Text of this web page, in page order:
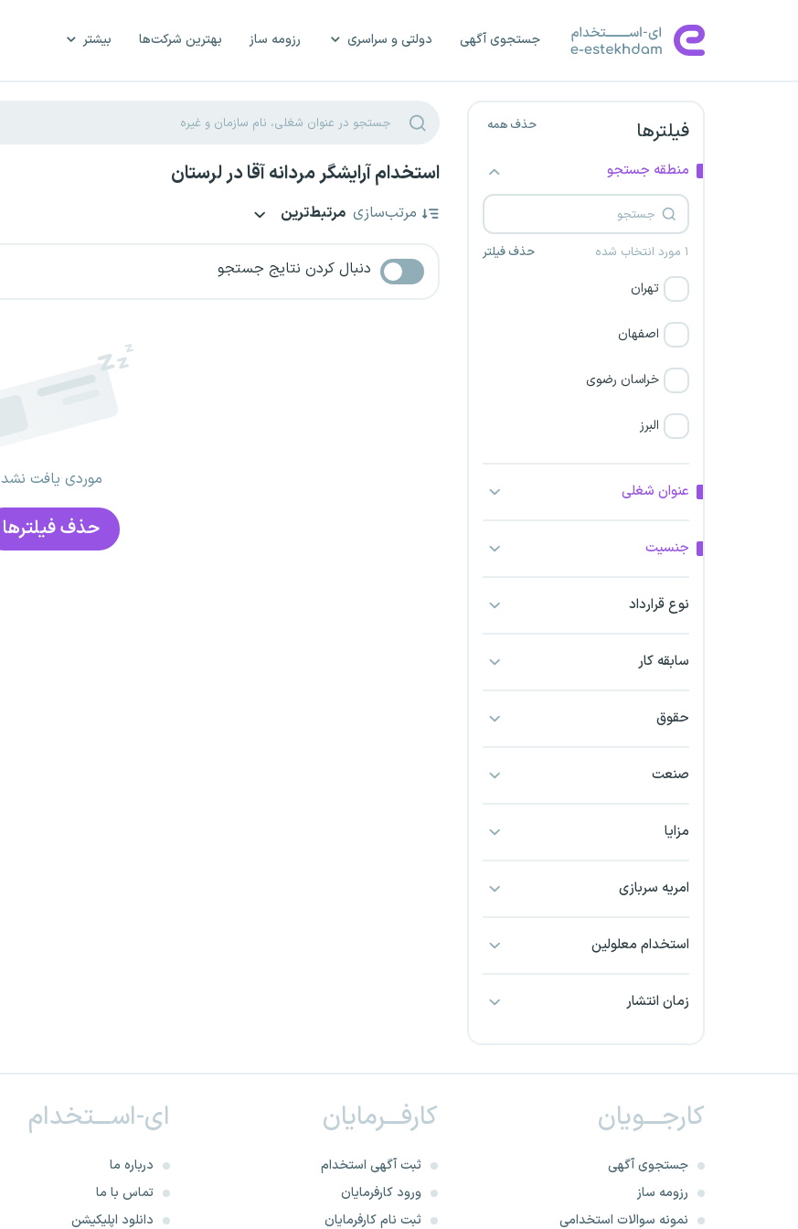
جستجوی آگهی دولتی و سراسری رزومه ساز بهترین شرکت‌ها بیشتر
فیلترها حذف همه
منطقه جستجو
۱ مورد انتخاب شده حذف فیلتر
تهران
اصفهان
خراسان رضوی
البرز
اراک
اردبیل
بندرعباس
خراسان شمالی
خرم آباد
خوزستان
عنوان شغلی
جنسیت
نوع قرارداد
سابقه کار
حقوق
صنعت
مزایا
امریه سربازی
استخدام معلولین
زمان انتشار
استخدام آرایشگر مردانه آقا در لرستان
مرتب‌سازی مرتبط‌ترین
دنبال کردن نتایج جستجو
موردی یافت نشد
حذف فیلتر‌ها
کارجـــویان
جستجوی آگهی
رزومه ساز
نمونه سوالات استخدامی
کارفـــرمایان
ثبت آگهی استخدام
ورود کارفرمایان
ثبت نام کارفرمایان
ای-اســـتخدام
درباره ما
تماس با ما
دانلود اپلیکیشن